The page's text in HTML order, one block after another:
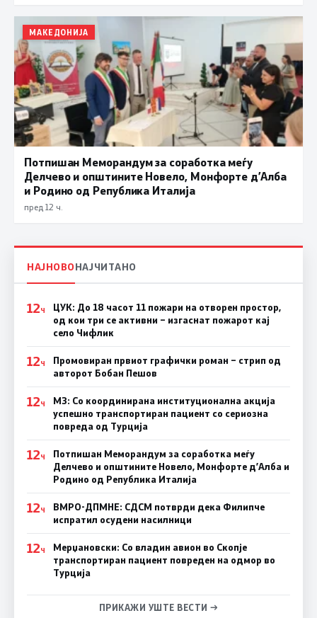
МАКЕДОНИЈА
Потпишан Меморандум за соработка меѓу
Делчево и општините Новело, Монфорте д’Алба
и Родино од Република Италија
пред 12 ч.
НАЈНОВОНАЈЧИТАНО
12Ч
ЦУК: До 18 часот 11 пожари на отворен простор,
од кои три се активни – изгаснат пожарот кај
село Чифлик
12Ч
Промовиран првиот графички роман – стрип од
авторот Бобан Пешов
12Ч
МЗ: Со координирана институционална акција
успешно транспортиран пациент со сериозна
повреда од Турција
12Ч
Потпишан Меморандум за соработка меѓу
Делчево и општините Новело, Монфорте д’Алба и
Родино од Република Италија
12Ч
ВМРО-ДПМНЕ: СДСM потврди дека Филипче
испратил осудени насилници
12Ч
Мерџановски: Со владин авион во Скопје
транспортиран пациент повреден на одмор во
Турција
ПРИКАЖИ УШТЕ ВЕСТИ →